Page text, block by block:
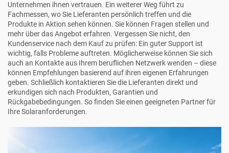
Unternehmen ihnen vertrauen. Ein weiterer Weg führt zu
Fachmessen, wo Sie Lieferanten persönlich treffen und die
Produkte in Aktion sehen können. Sie können Fragen stellen und
mehr über das Angebot erfahren. Vergessen Sie nicht, den
Kundenservice nach dem Kauf zu prüfen: Ein guter Support ist
wichtig, falls Probleme auftreten. Möglicherweise können Sie sich
auch an Kontakte aus Ihrem beruflichen Netzwerk wenden – diese
können Empfehlungen basierend auf ihren eigenen Erfahrungen
geben. Schließlich kontaktieren Sie die Lieferanten direkt und
erkundigen sich nach Produkten, Garantien und
Rückgabebedingungen. So finden Sie einen geeigneten Partner für
Ihre Solaranforderungen.